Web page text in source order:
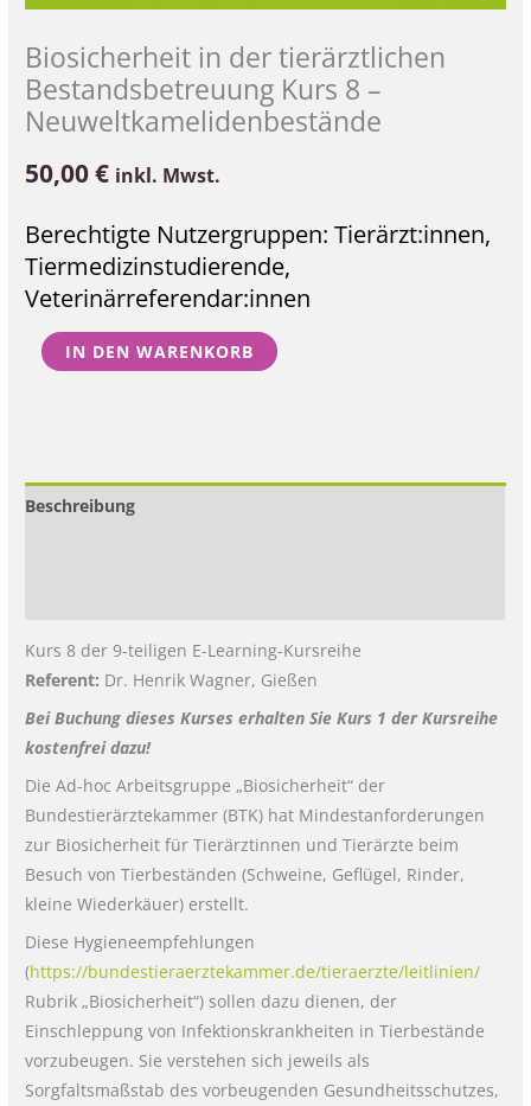
Biosicherheit in der tierärztlichen
Bestandsbetreuung Kurs 8 –
Neuweltkamelidenbestände
50,00€ inkl. Mwst.
Berechtigte Nutzergruppen: Tierärzt:innen,
Tiermedizinstudierende,
Veterinärreferendar:innen
IN DEN WARENKORB
Beschreibung
Kurs 8 der 9-teiligen E-Learning-Kursreihe
Referent: Dr. Henrik Wagner, Gießen
Bei Buchung dieses Kurses erhalten Sie Kurs 1 der Kursreihe
kostenfrei dazu!
Die Ad-hoc Arbeitsgruppe „Biosicherheit“ der
Bundestierärztekammer (BTK) hat Mindestanforderungen
zur Biosicherheit für Tierärztinnen und Tierärzte beim
Besuch von Tierbeständen (Schweine, Geflügel, Rinder,
kleine Wiederkäuer) erstellt.
Diese Hygieneempfehlungen
(https://bundestieraerztekammer.de/tieraerzte/leitlinien/
Rubrik „Biosicherheit“) sollen dazu dienen, der
Einschleppung von Infektionskrankheiten in Tierbestände
vorzubeugen. Sie verstehen sich jeweils als
Sorgfaltsmaßstab des vorbeugenden Gesundheitsschutzes,